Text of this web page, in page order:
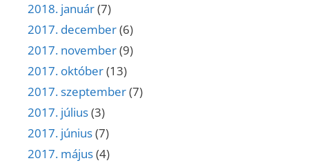
2018. január(7)
2017. december(6)
2017. november(9)
2017. október(13)
2017. szeptember(7)
2017. július(3)
2017. június(7)
2017. május(4)